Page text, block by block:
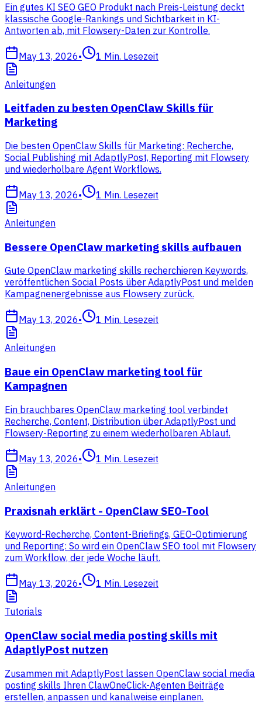
Ein gutes KI SEO GEO Produkt nach Preis-Leistung deckt
klassische Google-Rankings und Sichtbarkeit in KI-
Antworten ab, mit Flowsery-Daten zur Kontrolle.
May 13, 2026• 1 Min. Lesezeit
Anleitungen
Leitfaden zu besten OpenClaw Skills für
Marketing
Die besten OpenClaw Skills für Marketing: Recherche,
Social Publishing mit AdaptlyPost, Reporting mit Flowsery
und wiederholbare Agent Workflows.
May 13, 2026• 1 Min. Lesezeit
Anleitungen
Bessere OpenClaw marketing skills aufbauen
Gute OpenClaw marketing skills recherchieren Keywords,
veröffentlichen Social Posts über AdaptlyPost und melden
Kampagnenergebnisse aus Flowsery zurück.
May 13, 2026• 1 Min. Lesezeit
Anleitungen
Baue ein OpenClaw marketing tool für
Kampagnen
Ein brauchbares OpenClaw marketing tool verbindet
Recherche, Content, Distribution über AdaptlyPost und
Flowsery-Reporting zu einem wiederholbaren Ablauf.
May 13, 2026• 1 Min. Lesezeit
Anleitungen
Praxisnah erklärt - OpenClaw SEO-Tool
Keyword-Recherche, Content-Briefings, GEO-Optimierung
und Reporting: So wird ein OpenClaw SEO tool mit Flowsery
zum Workflow, der jede Woche läuft.
May 13, 2026• 1 Min. Lesezeit
Tutorials
OpenClaw social media posting skills mit
AdaptlyPost nutzen
Zusammen mit AdaptlyPost lassen OpenClaw social media
posting skills Ihren ClawOneClick-Agenten Beiträge
erstellen, anpassen und kanalweise einplanen.